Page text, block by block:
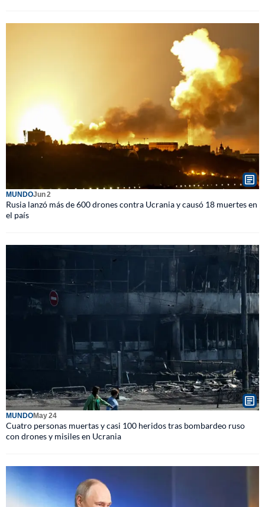
MUNDOJun 2
Rusia lanzó más de 600 drones contra Ucrania y causó 18 muertes en
el país
MUNDOMay 24
Cuatro personas muertas y casi 100 heridos tras bombardeo ruso
con drones y misiles en Ucrania